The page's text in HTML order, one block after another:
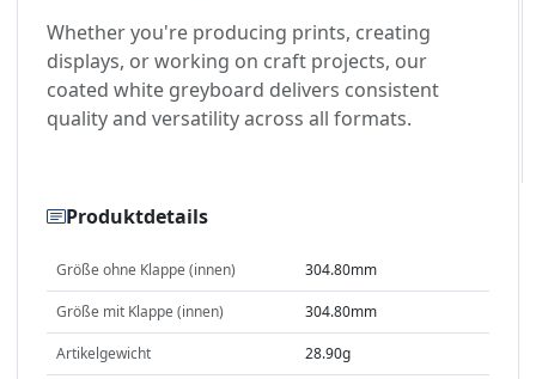
Whether you're producing prints, creating
displays, or working on craft projects, our
coated white greyboard delivers consistent
quality and versatility across all formats.
Produktdetails
Größe ohne Klappe (innen) 304.80mm
Größe mit Klappe (innen) 304.80mm
Artikelgewicht 28.90g